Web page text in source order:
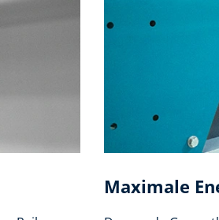
Maximale